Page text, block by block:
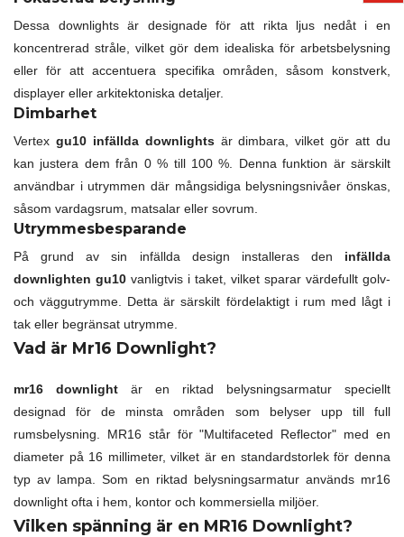
Dessa downlights är designade för att rikta ljus nedåt i en
koncentrerad stråle, vilket gör dem idealiska för arbetsbelysning
eller för att accentuera specifika områden, såsom konstverk,
displayer eller arkitektoniska detaljer.
Dimbarhet
Vertex gu10 infällda downlightsär dimbara, vilket gör att du
kan justera dem från 0 % till 100 %. Denna funktion är särskilt
användbar i utrymmen där mångsidiga belysningsnivåer önskas,
såsom vardagsrum, matsalar eller sovrum.
Utrymmesbesparande
På grund av sin infällda design installeras den infällda
downlighten gu10 vanligtvis i taket, vilket sparar värdefullt golv-
och väggutrymme. Detta är särskilt fördelaktigt i rum med lågt i
tak eller begränsat utrymme.
Vad är Mr16 Downlight?
mr16 downlight är en riktad belysningsarmatur speciellt
designad för de minsta områden som belyser upp till full
rumsbelysning. MR16 står för "Multifaceted Reflector" med en
diameter på 16 millimeter, vilket är en standardstorlek för denna
typ av lampa. Som en riktad belysningsarmatur används mr16
downlight ofta i hem, kontor och kommersiella miljöer.
Vilken spänning är en MR16 Downlight?